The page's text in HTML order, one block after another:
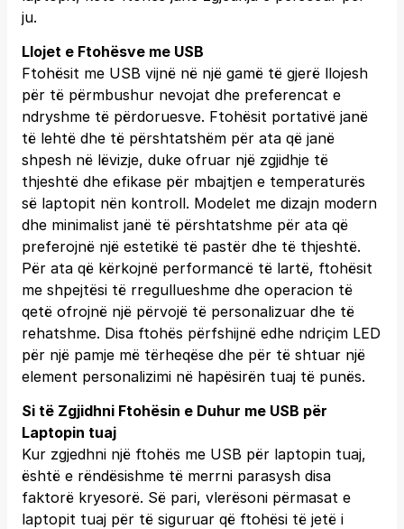
ju.
Llojet e Ftohësve me USB
Ftohësit me USB vijnë në një gamë të gjerë llojesh
për të përmbushur nevojat dhe preferencat e
ndryshme të përdoruesve. Ftohësit portativë janë
të lehtë dhe të përshtatshëm për ata që janë
shpesh në lëvizje, duke ofruar një zgjidhje të
thjeshtë dhe efikase për mbajtjen e temperaturës
së laptopit nën kontroll. Modelet me dizajn modern
dhe minimalist janë të përshtatshme për ata që
preferojnë një estetikë të pastër dhe të thjeshtë.
Për ata që kërkojnë performancë të lartë, ftohësit
me shpejtësi të rregullueshme dhe operacion të
qetë ofrojnë një përvojë të personalizuar dhe të
rehatshme. Disa ftohës përfshijnë edhe ndriçim LED
për një pamje më tërheqëse dhe për të shtuar një
element personalizimi në hapësirën tuaj të punës.
Si të Zgjidhni Ftohësin e Duhur me USB për
Laptopin tuaj
Kur zgjedhni një ftohës me USB për laptopin tuaj,
është e rëndësishme të merrni parasysh disa
faktorë kryesorë. Së pari, vlerësoni përmasat e
laptopit tuaj për të siguruar që ftohësi të jetë i